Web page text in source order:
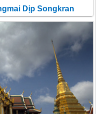
tục tập quán thờ cúng
người ta không khỏi tò mò
Dịp Songkran